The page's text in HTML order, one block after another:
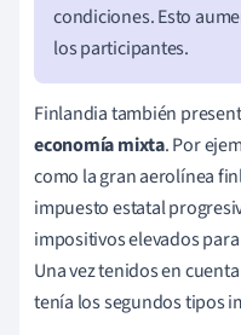
condiciones. Esto
los participantes.
Finlandia también
economía mixta. Por
como la gran aerolínea
impuesto estatal
impositivos elevados
Una vez tenidos en
tenía los segundos tipos